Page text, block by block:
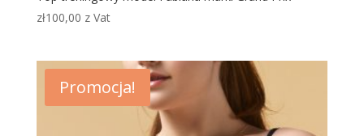
zł100,00 z Vat
Promocja!